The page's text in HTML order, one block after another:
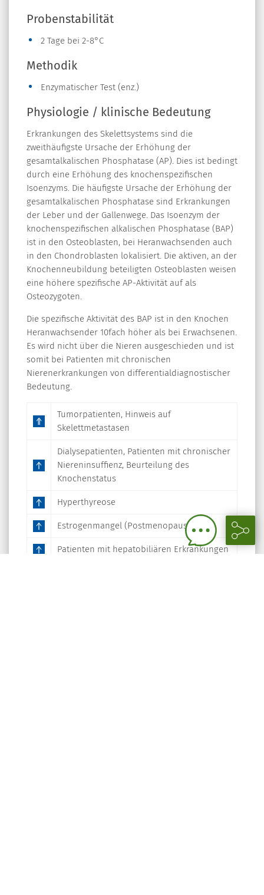
Probenstabilität
2 Tage bei 2-8°C
Methodik
Enzymatischer Test (enz.)
Physiologie / klinische Bedeutung
Erkrankungen des Skelettsystems sind die
zweithäufigste Ursache der Erhöhung der
gesamtalkalischen Phosphatase (AP). Dies ist bedingt
durch eine Erhöhung des knochenspezifischen
Isoenzyms. Die häufigste Ursache der Erhöhung der
gesamtalkalischen Phosphatase sind Erkrankungen
der Leber und der Gallenwege. Das Isoenzym der
knochenspezifischen alkalischen Phosphatase (BAP)
ist in den Osteoblasten, bei Heranwachsenden auch
in den Chondroblasten lokalisiert. Die aktiven, an der
Knochenneubildung beteiligten Osteoblasten weisen
eine höhere spezifische AP-Aktivität auf als
Osteozygoten.
Die spezifische Aktivität des BAP ist in den Knochen
Heranwachsender 10fach höher als bei Erwachsenen.
Es wird nicht über die Nieren ausgeschieden und ist
somit bei Patienten mit chronischen
Nierenerkrankungen von differentialdiagnostischer
Bedeutung.
Tumorpatienten, Hinweis auf
Skelettmetastasen
Dialysepatienten, Patienten mit chronischer
Niereninsuffienz, Beurteilung des
Knochenstatus
Hyperthyreose
Estrogenmangel (Postmenopause)
Patienten mit hepatobiliären Erkrankungen